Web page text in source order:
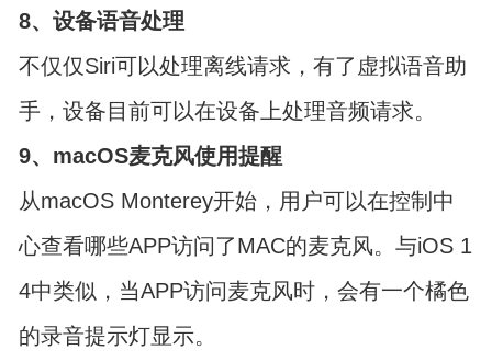
8、设备语音处理
不仅仅Siri可以处理离线请求，有了虚拟语音助
手，设备目前可以在设备上处理音频请求。
9、macOS麦克风使用提醒
从macOS Monterey开始，用户可以在控制中
心查看哪些APP访问了MAC的麦克风。与iOS 1
4中类似，当APP访问麦克风时，会有一个橘色
的录音提示灯显示。